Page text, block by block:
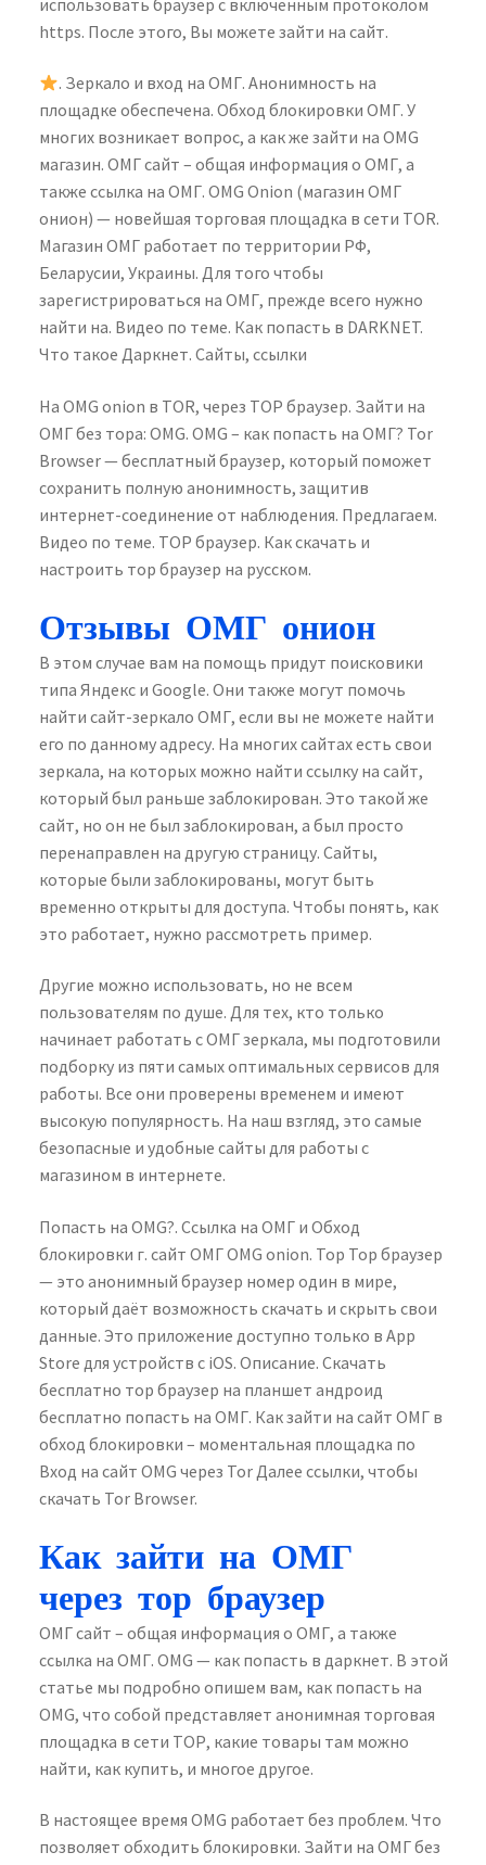
https. После этого, Вы можете зайти на сайт.
. Зеркало и вход на ОМГ. Анонимность на
площадке обеспечена. Обход блокировки ОМГ. У
многих возникает вопрос, а как же зайти на OMG
магазин. ОМГ сайт – общая информация о ОМГ, а
также ссылка на ОМГ. OMG Onion (магазин ОМГ
онион) — новейшая торговая площадка в сети TOR.
Магазин ОМГ работает по территории РФ,
Беларусии, Украины. Для того чтобы
зарегистрироваться на ОМГ, прежде всего нужно
найти на. Видео по теме. Как попасть в DARKNET.
Что такое Даркнет. Сайты, ссылки
На OMG onion в TOR, через ТОР браузер. Зайти на
ОМГ без тора: OMG. OMG – как попасть на ОМГ? Tor
Browser — бесплатный браузер, который поможет
сохранить полную анонимность, защитив
интернет-соединение от наблюдения. Предлагаем.
Видео по теме. ТОР браузер. Как скачать и
настроить тор браузер на русском.
Отзывы ОМГ онион
В этом случае вам на помощь придут поисковики
типа Яндекс и Google. Они также могут помочь
найти сайт-зеркало ОМГ, если вы не можете найти
его по данному адресу. На многих сайтах есть свои
зеркала, на которых можно найти ссылку на сайт,
который был раньше заблокирован. Это такой же
сайт, но он не был заблокирован, а был просто
перенаправлен на другую страницу. Сайты,
которые были заблокированы, могут быть
временно открыты для доступа. Чтобы понять, как
это работает, нужно рассмотреть пример.
Другие можно использовать, но не всем
пользователям по душе. Для тех, кто только
начинает работать с ОМГ зеркала, мы подготовили
подборку из пяти самых оптимальных сервисов для
работы. Все они проверены временем и имеют
высокую популярность. На наш взгляд, это самые
безопасные и удобные сайты для работы с
магазином в интернете.
Попасть на OMG?. Ссылка на ОМГ и Обход
блокировки г. сайт ОМГ OMG onion. Тор Тор браузер
— это анонимный браузер номер один в мире,
который даёт возможность скачать и скрыть свои
данные. Это приложение доступно только в App
Store для устройств с iOS. Описание. Скачать
бесплатно тор браузер на планшет андроид
бесплатно попасть на ОМГ. Как зайти на сайт ОМГ в
обход блокировки – моментальная площадка по
Вход на сайт OMG через Tor Далее ссылки, чтобы
скачать Tor Browser.
Как зайти на ОМГ
через тор браузер
ОМГ сайт – общая информация о ОМГ, а также
ссылка на ОМГ. OMG — как попасть в даркнет. В этой
статье мы подробно опишем вам, как попасть на
OMG, что собой представляет анонимная торговая
площадка в сети ТОР, какие товары там можно
найти, как купить, и многое другое.
В настоящее время OMG работает без проблем. Что
позволяет обходить блокировки. Зайти на ОМГ без